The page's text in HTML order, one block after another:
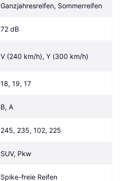
Ganzjahresreifen, Sommerreifen
72 dB
V (240 km/h), Y (300 km/h)
18, 19, 17
B, A
245, 235, 102, 225
SUV, Pkw
Spike-freie Reifen